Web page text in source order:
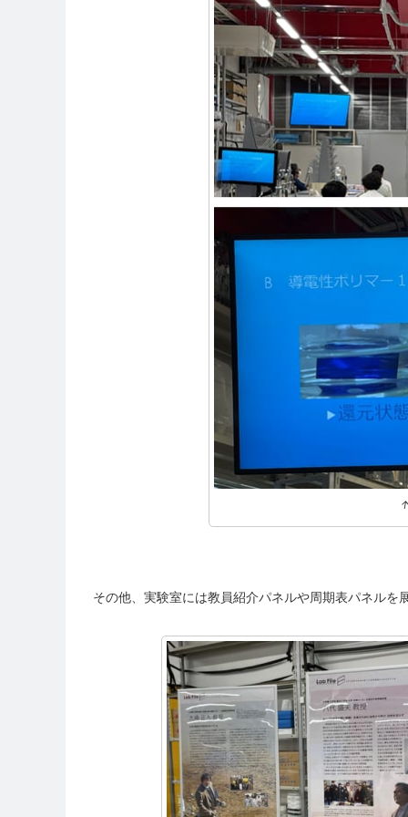
その他、実験室には教員紹介パネルや周期表パネルを